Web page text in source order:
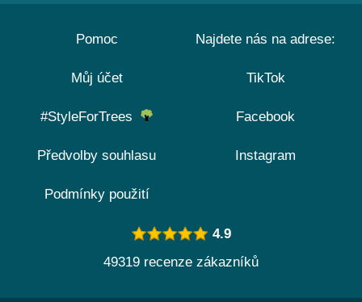
Pomoc
Můj účet
#StyleForTrees
Předvolby souhlasu
Podmínky použití
Najdete nás na adrese:
TikTok
Facebook
Instagram
4.9
49319 recenze zákazníků